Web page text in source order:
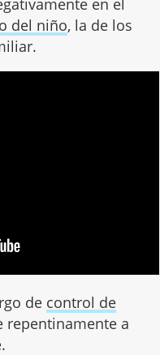
en el
del niño, la de los
de control de
repentinamente a